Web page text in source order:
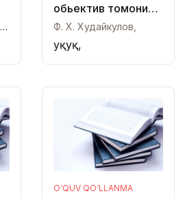
Нарзуллаев Олим Холмаматович,
обьектив томони
белгилари
Ф. Х. Худайкулов,
Ҳуқуқ,
O‘QUV QO‘LLANMA